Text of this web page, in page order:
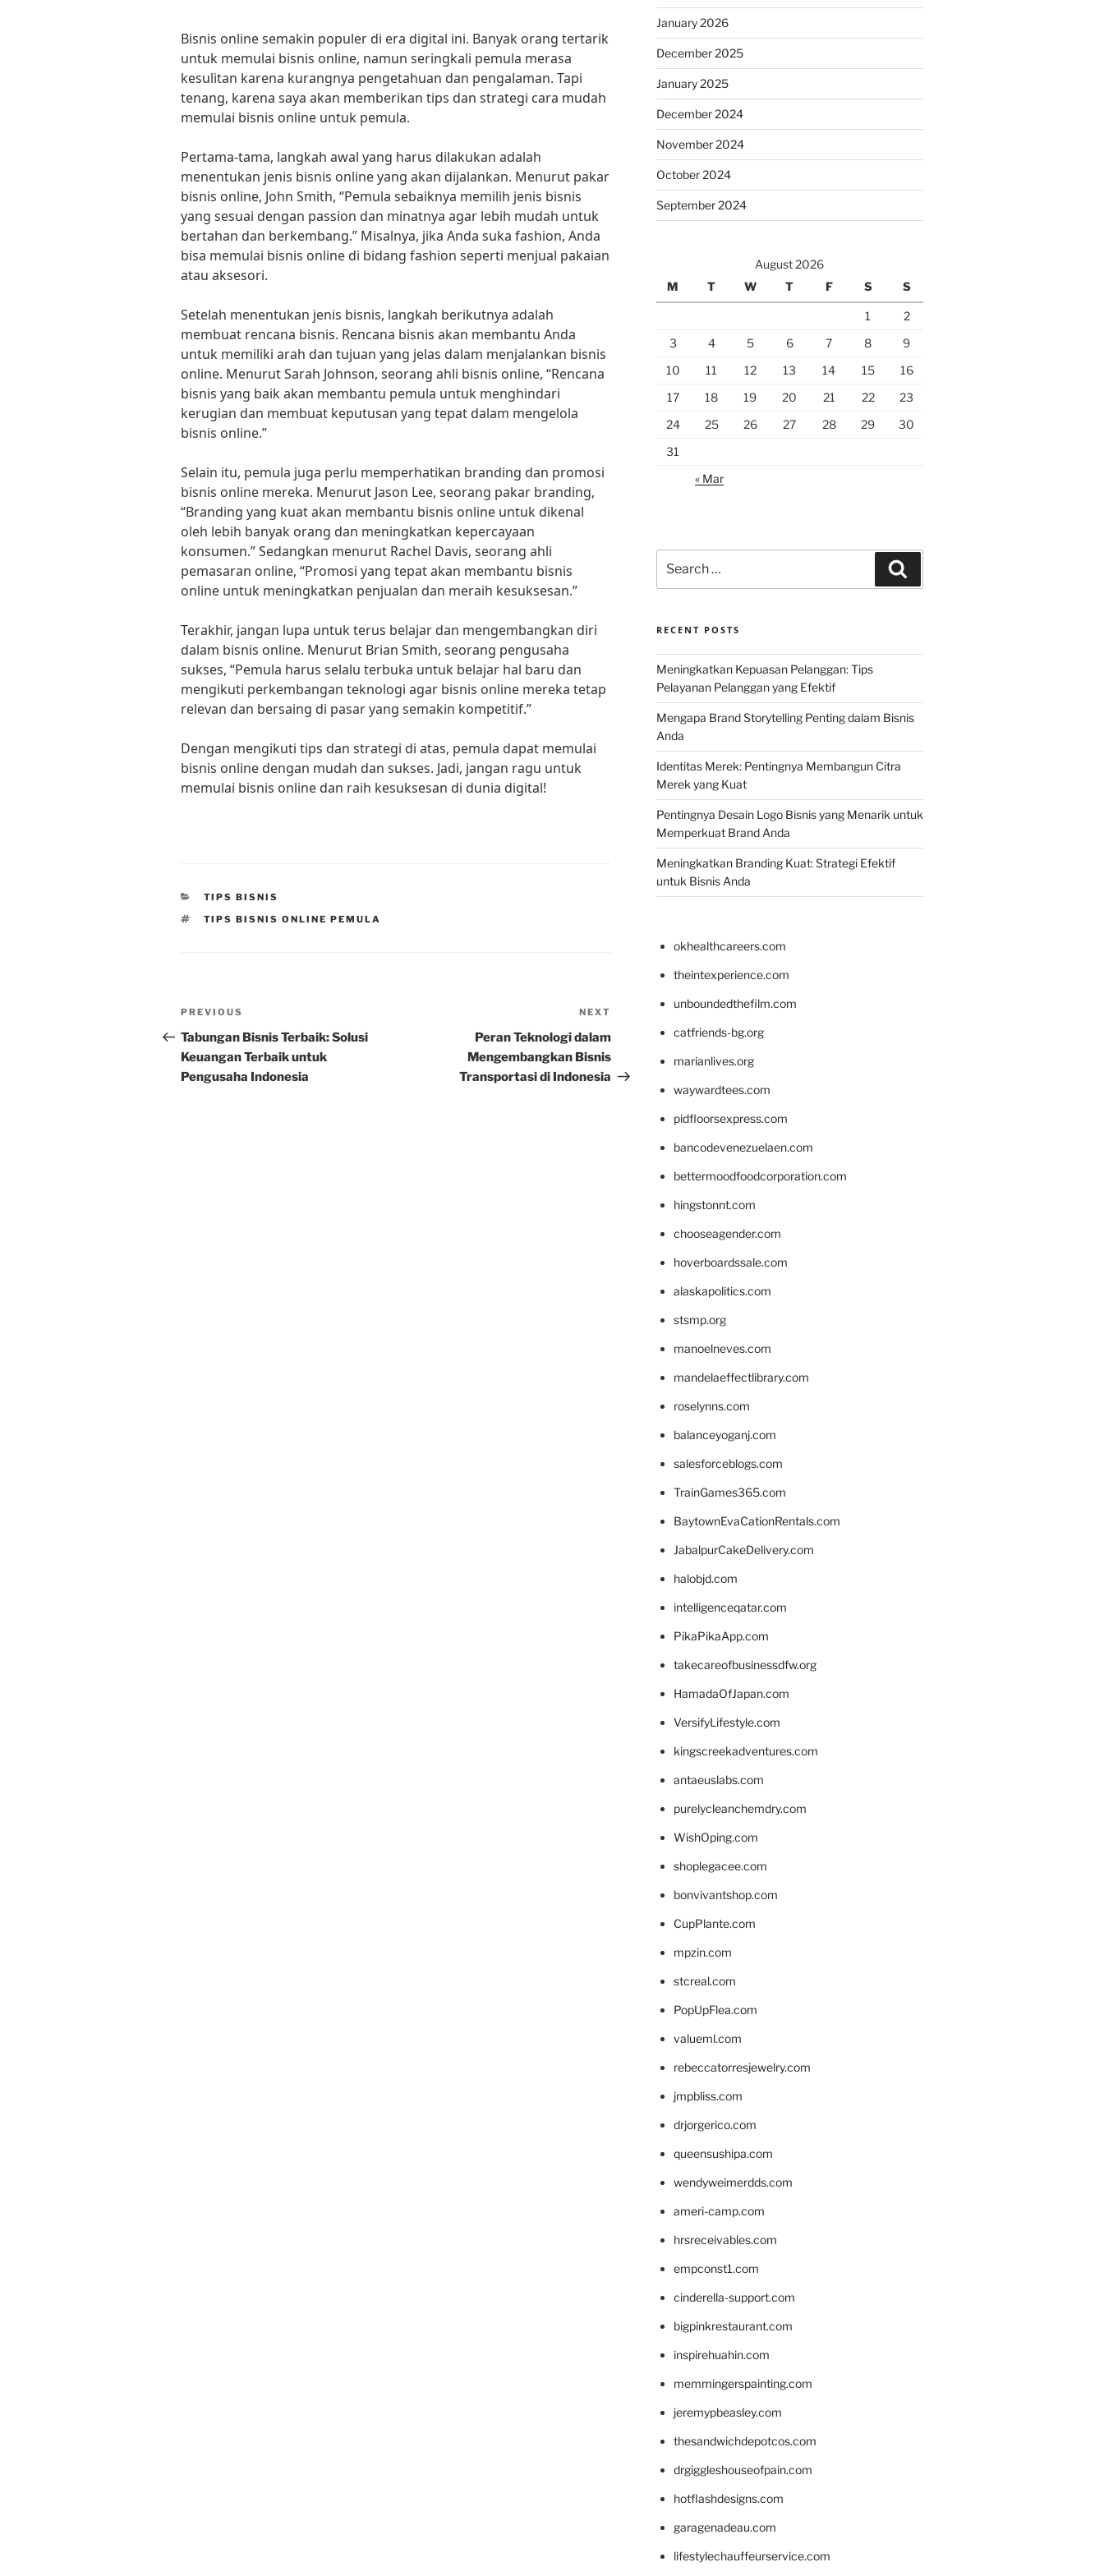
Bisnis online semakin populer di era digital ini. Banyak orang tertarik
untuk memulai bisnis online, namun seringkali pemula merasa
kesulitan karena kurangnya pengetahuan dan pengalaman. Tapi
tenang, karena saya akan memberikan tips dan strategi cara mudah
memulai bisnis online untuk pemula.
Pertama-tama, langkah awal yang harus dilakukan adalah
menentukan jenis bisnis online yang akan dijalankan. Menurut pakar
bisnis online, John Smith, “Pemula sebaiknya memilih jenis bisnis
yang sesuai dengan passion dan minatnya agar lebih mudah untuk
bertahan dan berkembang.” Misalnya, jika Anda suka fashion, Anda
bisa memulai bisnis online di bidang fashion seperti menjual pakaian
atau aksesori.
Setelah menentukan jenis bisnis, langkah berikutnya adalah
membuat rencana bisnis. Rencana bisnis akan membantu Anda
untuk memiliki arah dan tujuan yang jelas dalam menjalankan bisnis
online. Menurut Sarah Johnson, seorang ahli bisnis online, “Rencana
bisnis yang baik akan membantu pemula untuk menghindari
kerugian dan membuat keputusan yang tepat dalam mengelola
bisnis online.”
Selain itu, pemula juga perlu memperhatikan branding dan promosi
bisnis online mereka. Menurut Jason Lee, seorang pakar branding,
“Branding yang kuat akan membantu bisnis online untuk dikenal
oleh lebih banyak orang dan meningkatkan kepercayaan
konsumen.” Sedangkan menurut Rachel Davis, seorang ahli
pemasaran online, “Promosi yang tepat akan membantu bisnis
online untuk meningkatkan penjualan dan meraih kesuksesan.”
Terakhir, jangan lupa untuk terus belajar dan mengembangkan diri
dalam bisnis online. Menurut Brian Smith, seorang pengusaha
sukses, “Pemula harus selalu terbuka untuk belajar hal baru dan
mengikuti perkembangan teknologi agar bisnis online mereka tetap
relevan dan bersaing di pasar yang semakin kompetitif.”
Dengan mengikuti tips dan strategi di atas, pemula dapat memulai
bisnis online dengan mudah dan sukses. Jadi, jangan ragu untuk
memulai bisnis online dan raih kesuksesan di dunia digital!
CATEGORIES
TIPS BISNIS
TAGS
TIPS BISNIS ONLINE PEMULA
Post
navigation
Previous
Post
PREVIOUS
Tabungan Bisnis Terbaik: Solusi
Keuangan Terbaik untuk
Pengusaha Indonesia
Post
NEXT
Peran Teknologi dalam
Mengembangkan Bisnis
Transportasi di Indonesia
January 2026
December 2025
January 2025
December 2024
November 2024
October 2024
September 2024
August 2026
M
T W T F S S
1
2
3
4 5 6 7 8
9
10
11 12 13 14 15
16
17
18 19 20 21 22
23
24
25 26 27 28 29
30
31
« Mar
for:
RECENT POSTS
Meningkatkan Kepuasan Pelanggan: Tips
Pelayanan Pelanggan yang Efektif
Mengapa Brand Storytelling Penting dalam Bisnis
Anda
Identitas Merek: Pentingnya Membangun Citra
Merek yang Kuat
Pentingnya Desain Logo Bisnis yang Menarik untuk
Memperkuat Brand Anda
Meningkatkan Branding Kuat: Strategi Efektif
untuk Bisnis Anda
okhealthcareers.com
theintexperience.com
unboundedthefilm.com
catfriends-bg.org
marianlives.org
waywardtees.com
pidfloorsexpress.com
bancodevenezuelaen.com
bettermoodfoodcorporation.com
hingstonnt.com
chooseagender.com
hoverboardssale.com
alaskapolitics.com
stsmp.org
manoelneves.com
mandelaeffectlibrary.com
roselynns.com
balanceyoganj.com
salesforceblogs.com
TrainGames365.com
BaytownEvaCationRentals.com
JabalpurCakeDelivery.com
halobjd.com
intelligenceqatar.com
PikaPikaApp.com
takecareofbusinessdfw.org
HamadaOfJapan.com
VersifyLifestyle.com
kingscreekadventures.com
antaeuslabs.com
purelycleanchemdry.com
WishOping.com
shoplegacee.com
bonvivantshop.com
CupPlante.com
mpzin.com
stcreal.com
PopUpFlea.com
valueml.com
rebeccatorresjewelry.com
jmpbliss.com
drjorgerico.com
queensushipa.com
wendyweimerdds.com
ameri-camp.com
hrsreceivables.com
empconst1.com
cinderella-support.com
bigpinkrestaurant.com
inspirehuahin.com
memmingerspainting.com
jeremypbeasley.com
thesandwichdepotcos.com
drgiggleshouseofpain.com
hotflashdesigns.com
garagenadeau.com
lifestylechauffeurservice.com